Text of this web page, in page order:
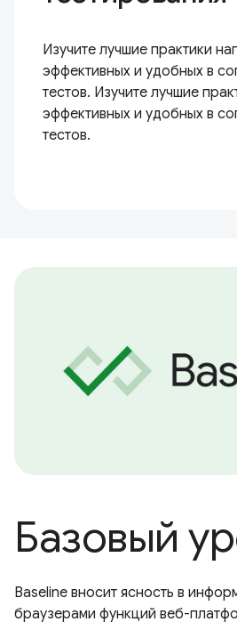
Изучите лучшие практики
эффективных и удобных в
тестов. Изучите лучшие
эффективных и удобных в
тестов.
Базовый
Baseline вносит ясность в
браузерами функций веб-